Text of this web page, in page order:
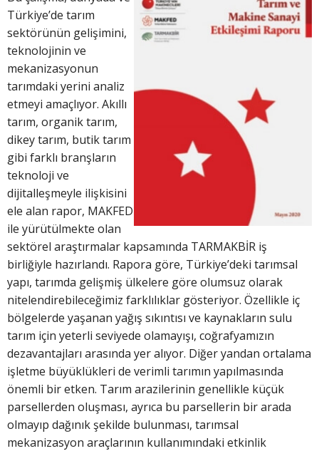
Türkiye’de tarım
sektörünün gelişimini,
teknolojinin ve
mekanizasyonun
tarımdaki yerini analiz
etmeyi amaçlıyor. Akıllı
tarım, organik tarım,
dikey tarım, butik tarım
gibi farklı branşların
teknoloji ve
dijitalleşmeyle ilişkisini
ele alan rapor, MAKFED
ile yürütülmekte olan
sektörel araştırmalar kapsamında TARMAKBİR iş
birliğiyle hazırlandı. Rapora göre, Türkiye’deki tarımsal
yapı, tarımda gelişmiş ülkelere göre olumsuz olarak
nitelendirebileceğimiz farklılıklar gösteriyor. Özellikle iç
bölgelerde yaşanan yağış sıkıntısı ve kaynakların sulu
tarım için yeterli seviyede olamayışı, coğrafyamızın
dezavantajları arasında yer alıyor. Diğer yandan ortalama
işletme büyüklükleri de verimli tarımın yapılmasında
önemli bir etken. Tarım arazilerinin genellikle küçük
parsellerden oluşması, ayrıca bu parsellerin bir arada
olmayıp dağınık şekilde bulunması, tarımsal
mekanizasyon araçlarının kullanımındaki etkinlik